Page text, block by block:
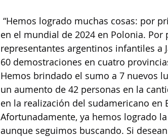
“Hemos logrado muchas cosas: por
en el mundial de 2024 en Polonia.
representantes argentinos infantiles a
60 demostraciones en cuatro
Hemos brindado el sumo a 7 nuevos
un aumento de 42 personas en la
en la realización del sudamericano en
Afortunadamente, ya hemos logrado
aunque seguimos buscando. Si